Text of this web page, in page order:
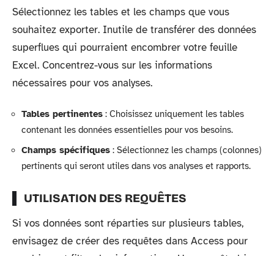
Sélectionnez les tables et les champs que vous
souhaitez exporter. Inutile de transférer des données
superflues qui pourraient encombrer votre feuille
Excel. Concentrez-vous sur les informations
nécessaires pour vos analyses.
Tables pertinentes : Choisissez uniquement les tables
contenant les données essentielles pour vos besoins.
Champs spécifiques : Sélectionnez les champs (colonnes)
pertinents qui seront utiles dans vos analyses et rapports.
UTILISATION DES REQUÊTES
Si vos données sont réparties sur plusieurs tables,
envisagez de créer des requêtes dans Access pour